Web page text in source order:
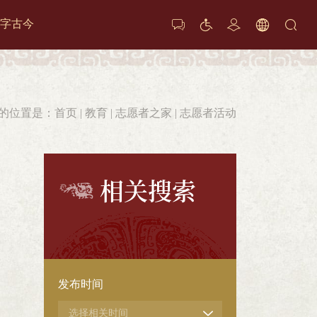
古今     
位置是： 首页 | 教育 | 志愿者之家 | 志愿者活动
相关搜索
发布时间